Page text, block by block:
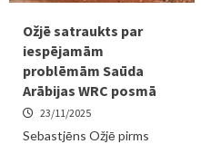
Ožjē satraukts par
iespējamām
problēmām Saūda
Arābijas WRC posmā
23/11/2025
Sebastjēns Ožjē pirms